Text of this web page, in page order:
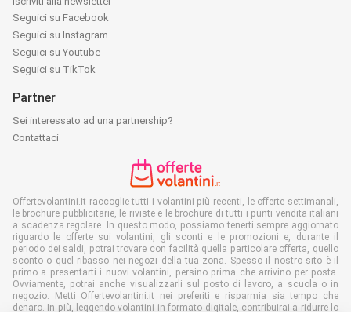
Seguici su Facebook
Seguici su Instagram
Seguici su Youtube
Seguici su TikTok
Partner
Sei interessato ad una partnership?
Contattaci
Offertevolantini.it raccoglie tutti i volantini più recenti, le offerte settimanali,
le brochure pubblicitarie, le riviste e le brochure di tutti i punti vendita italiani
a scadenza regolare. In questo modo, possiamo tenerti sempre aggiornato
riguardo le offerte sui volantini, gli sconti e le promozioni e, durante il
periodo dei saldi, potrai trovare con facilità quella particolare offerta, quello
sconto o quel ribasso nei negozi della tua zona. Spesso il nostro sito è il
primo a presentarti i nuovi volantini, persino prima che arrivino per posta.
Ovviamente, potrai anche visualizzarli sul posto di lavoro, a scuola o in
negozio. Metti Offertevolantini.it nei preferiti e risparmia sia tempo che
denaro. In più, leggendo volantini in formato digitale, contribuirai a ridurre lo